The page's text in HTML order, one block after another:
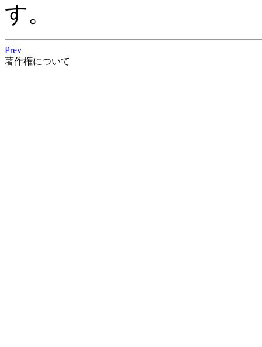
す。
Prev
著作権について